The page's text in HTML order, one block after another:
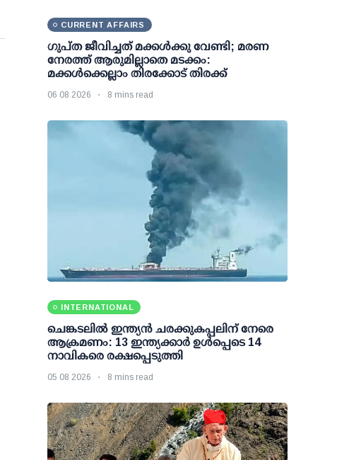
CURRENT AFFAIRS
ഗുപ്ത ജീവിച്ചത് മക്കള്‍ക്കു വേണ്ടി; മരണ
നേരത്ത് ആരുമില്ലാതെ മടക്കം:
മക്കള്‍ക്കെല്ലാം തിരക്കോട് തിരക്ക്
06 08 2026 8 mins read
INTERNATIONAL
ചെങ്കടലില്‍ ഇന്ത്യന്‍ ചരക്കുകപ്പലിന് നേരെ
ആക്രമണം: 13 ഇന്ത്യക്കാര്‍ ഉള്‍പ്പെടെ 14
നാവികരെ രക്ഷപ്പെടുത്തി
05 08 2026 8 mins read